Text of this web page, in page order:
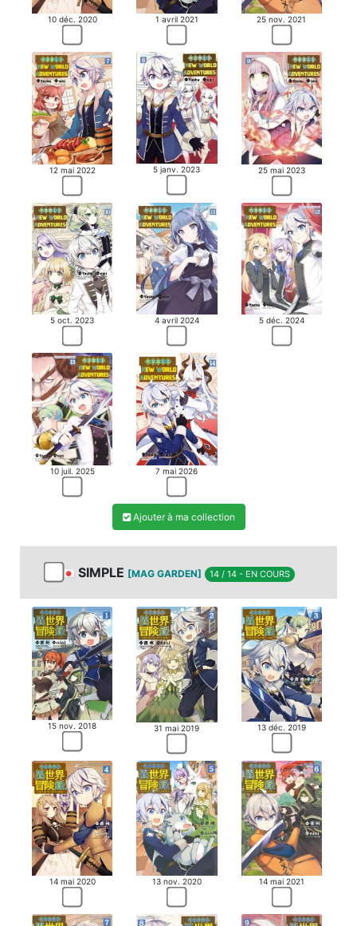
10 déc. 2020 1 avril 2021 25 nov. 2021
12 mai 2022 5 janv. 2023 25 mai 2023
5 oct. 2023 4 avril 2024 5 déc. 2024
10 juil. 2025 7 mai 2026
Ajouter à ma collection
SIMPLE [MAG GARDEN] 14 / 14 - EN COURS
15 nov. 2018 31 mai 2019 13 déc. 2019
14 mai 2020 13 nov. 2020 14 mai 2021